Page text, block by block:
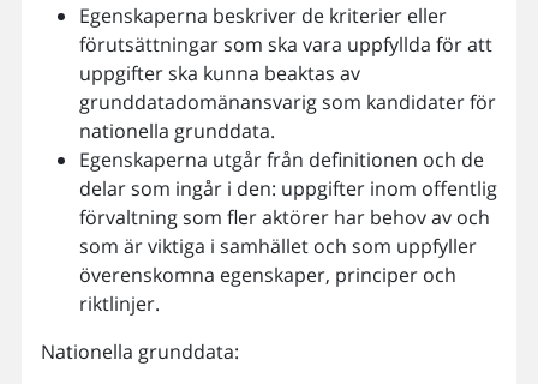
Egenskaperna beskriver de kriterier eller
förutsättningar som ska vara uppfyllda för att
uppgifter ska kunna beaktas av
grunddatadomänansvarig som kandidater för
nationella grunddata.
Egenskaperna utgår från definitionen och de
delar som ingår i den: uppgifter inom offentlig
förvaltning som fler aktörer har behov av och
som är viktiga i samhället och som uppfyller
överenskomna egenskaper, principer och
riktlinjer.
Nationella grunddata: